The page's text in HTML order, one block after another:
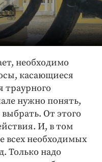
необходимо
касающиеся
траурного
нужно понять,
От этого
И, в том
всех необходимых
Только надо